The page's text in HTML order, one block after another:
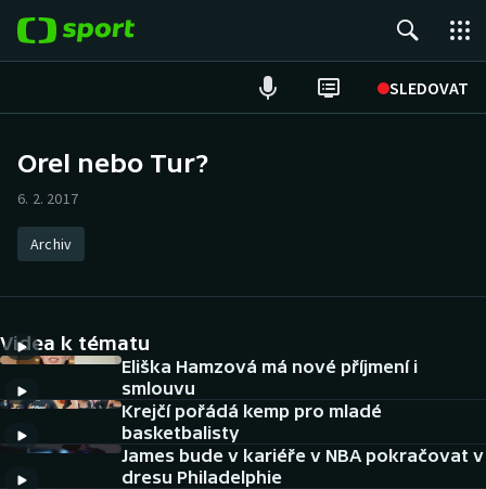
SLEDOVAT
Hokej
Tenis
Atletika
Cyklistika
DALŠÍ SPORTY
Americký fotbal
NEPŘEHLÉDNĚTE
Orel nebo Tur?
6. 2. 2017
Archiv
Videa k tématu
Eliška Hamzová má nové příjmení i
smlouvu
Krejčí pořádá kemp pro mladé
basketbalisty
James bude v kariéře v NBA pokračovat v
dresu Philadelphie